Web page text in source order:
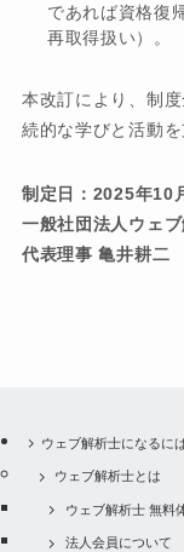
であれば資格復
再取得扱い）。
本改訂により、制
続的な学びと活動
制定日：2025年10
一般社団法人ウェ
代表理事 亀井耕二
ウェブ解析士になるに
ウェブ解析士とは
ウェブ解析士 無料
法人会員について